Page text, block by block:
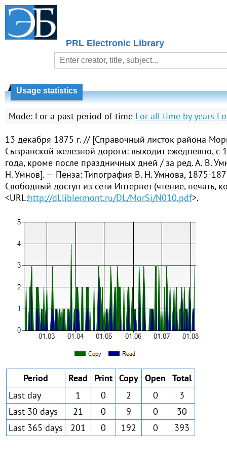
PRL Electronic Library
Usage statistics
Mode: For a past period of time For all time by years
13 декабря 1875 г. // [Справочный листок района
Сызранской железной дороги: выходит ежедневно, с
года, кроме после праздничных дней / за ред. А. В.
Н. Умнов]. — Пенза: Типография В. Н. Умнова, 1875-
Свободный доступ из сети Интернет (чтение, печать,
<URL:http://dl.liblermont.ru/DL/MorSi/N010.pdf>.
Period Read Print Copy Open
Total
Last day
1 0 2 0
3
Last 30 days
21 0 9 0
30
Last 365 days
201 0 192 0 393